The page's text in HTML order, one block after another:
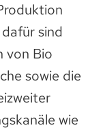
sind
von Bio
sowie die
wie